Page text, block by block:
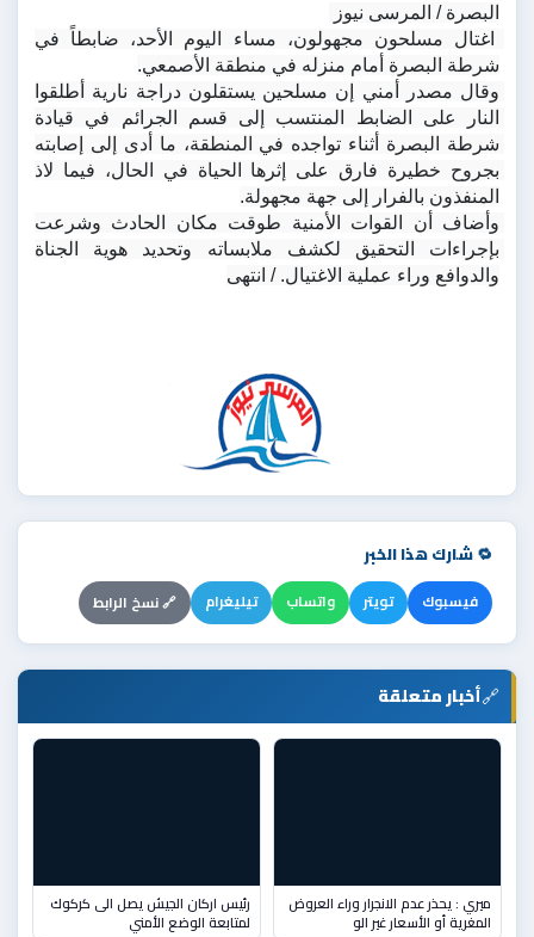
البصرة / المرسى نيوز
شرطة البصرة أمام منزله في منطقة الأصمعي.
المنفذون بالفرار إلى جهة مجهولة.
والدوافع وراء عملية الاغتيال. / انتهى
🔁 شارك هذا الخبر
فيسبوك تويتر واتساب تيليغرام 🔗 نسخ الرابط
🔗أخبار متعلقة
ميري : يحذر عدم الانجرار وراء العروض
المغرية أو الأسعار غير الو
رئيس اركان الجيش يصل الى كركوك
لمتابعة الوضع الأمني